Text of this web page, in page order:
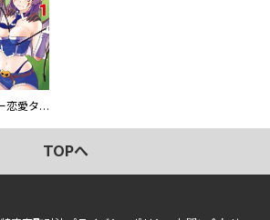
スーパー恋愛タイム！～現場でドＳな彼女は自宅でデレる～
TOPへ